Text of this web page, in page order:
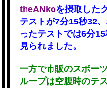
theANkoを摂取した
テストが7分15秒32
ったテストでは6分
見られました。
一方で市販のスポー
ループは空腹時のテ